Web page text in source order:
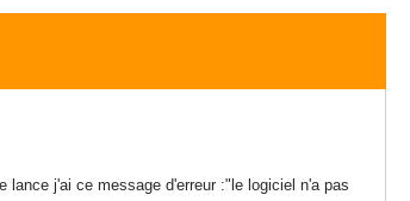
j'ai ce message d'erreur :"le logiciel n'a pas